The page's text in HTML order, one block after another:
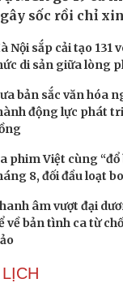
sốc rồi chỉ
Nội sắp cải tạo 131
di sản giữa lòng
bản sắc văn hóa
động lực phát
phim Việt cùng “đổ
8, đối đầu loạt
âm vượt đại
về bản tình ca từ